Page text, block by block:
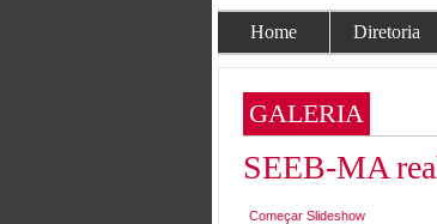
Home Diretoria
GALERIA
SEEB-MA
Começar Slideshow